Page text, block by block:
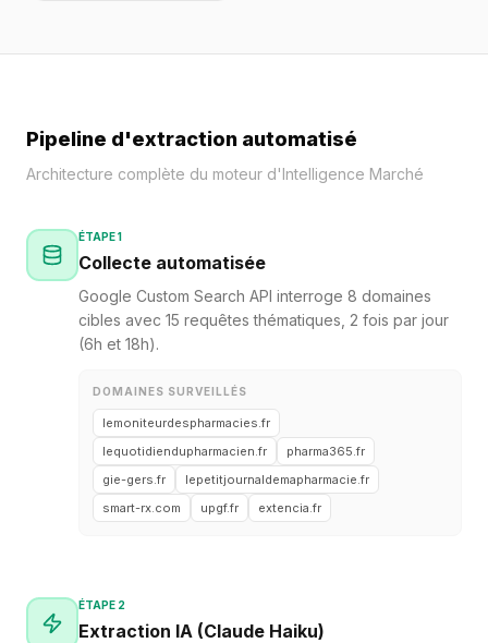
Pipeline d'extraction automatisé
Architecture complète du moteur d'Intelligence Marché
ÉTAPE 1
Collecte automatisée
Google Custom Search API interroge 8 domaines
cibles avec 15 requêtes thématiques, 2 fois par jour
(6h et 18h).
DOMAINES SURVEILLÉS
lemoniteurdespharmacies.fr
lequotidiendupharmacien.fr
pharma365.fr
gie-gers.fr
lepetitjournaldemapharmacie.fr
smart-rx.com
upgf.fr extencia.fr
ÉTAPE 2
Extraction IA (Claude Haiku)